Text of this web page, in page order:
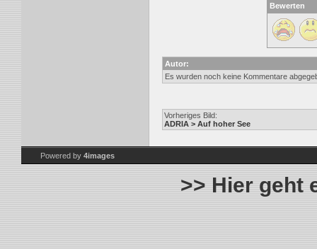
Bewerten
Autor:
Es wurden noch keine Kommentare
Vorheriges Bild:
ADRIA > Auf hoher See
Powered by 4images
>> Hier geht